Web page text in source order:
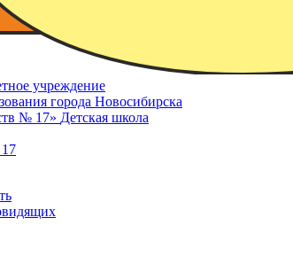
учреждение
города Новосибирска
№ 17» Детская школа